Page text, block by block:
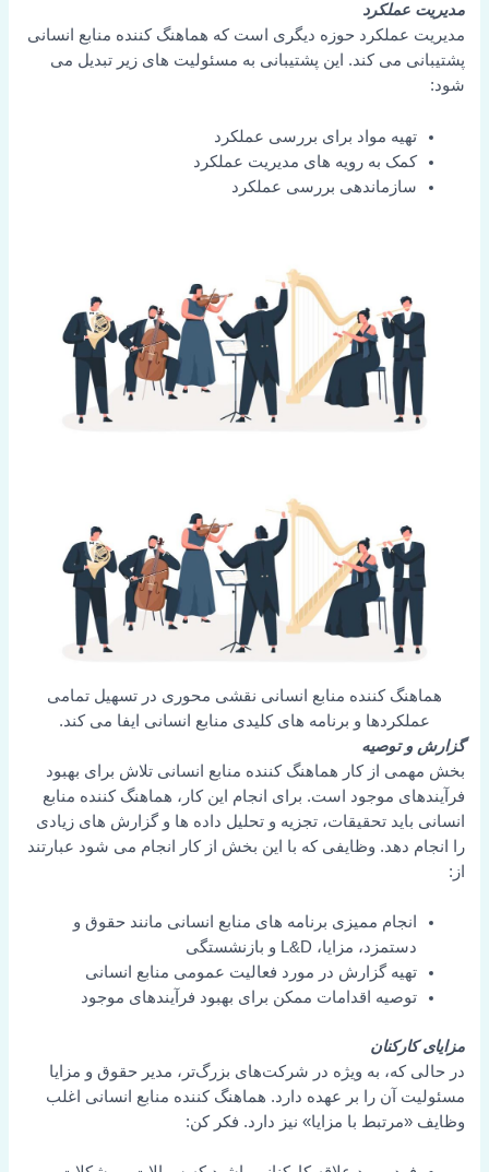
مدیریت عملکرد
مدیریت عملکرد حوزه دیگری است که هماهنگ کننده منابع انسانی
پشتیبانی می کند. این پشتیبانی به مسئولیت های زیر تبدیل می
شود:
تهیه مواد برای بررسی عملکرد
کمک به رویه های مدیریت عملکرد
سازماندهی بررسی عملکرد
هماهنگ کننده منابع انسانی نقشی محوری در تسهیل تمامی
عملکردها و برنامه های کلیدی منابع انسانی ایفا می کند.
گزارش و توصیه
بخش مهمی از کار هماهنگ کننده منابع انسانی تلاش برای بهبود
فرآیندهای موجود است. برای انجام این کار، هماهنگ کننده منابع
انسانی باید تحقیقات، تجزیه و تحلیل داده ها و گزارش های زیادی
را انجام دهد. وظایفی که با این بخش از کار انجام می شود عبارتند
از:
انجام ممیزی برنامه های منابع انسانی مانند حقوق و
دستمزد، مزایا، L&D و بازنشستگی
تهیه گزارش در مورد فعالیت عمومی منابع انسانی
توصیه اقدامات ممکن برای بهبود فرآیندهای موجود
مزایای کارکنان
در حالی که، به ویژه در شرکت‌های بزرگ‌تر، مدیر حقوق و مزایا
مسئولیت آن را بر عهده دارد. هماهنگ کننده منابع انسانی اغلب
وظایف «مرتبط با مزایا» نیز دارد. فکر کن: